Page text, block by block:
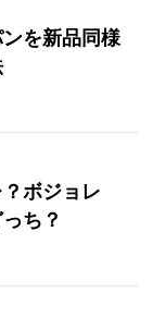
を新品同様
？ボジョレ
ち？